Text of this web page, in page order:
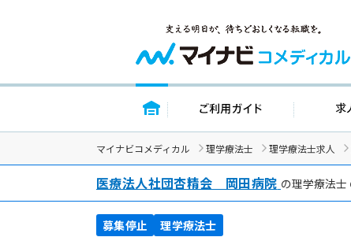
トップページ ご利用ガイ
マイナビコメディカル 理学療法士 理学療法士求人
医療法人社団杏精会 岡田病院 の理学療法
募集停止 理学療法士